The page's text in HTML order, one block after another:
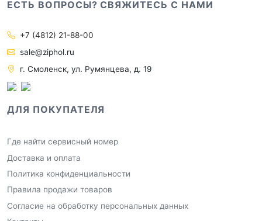
ЕСТЬ ВОПРОСЫ? СВЯЖИТЕСЬ С НАМИ
+7 (4812) 21-88-00
sale@ziphol.ru
г. Смоленск, ул. Румянцева, д. 19
ДЛЯ ПОКУПАТЕЛЯ
Где найти сервисный номер
Доставка и оплата
Политика конфиденциальности
Правила продажи товаров
Согласие на обработку персональных данных